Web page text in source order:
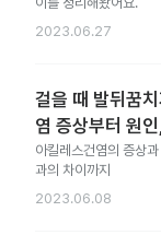
2023.06.27
걸을 때 발뒤꿈
염 증상부터 원
아킬레스건염의 증상
과의 차이까지
2023.06.08